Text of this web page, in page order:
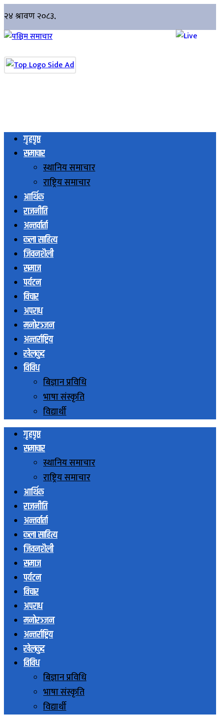
गृहपृष्ठ
समाचार
स्थानिय समाचार
राष्ट्रिय समाचार
आर्थिक
राजनीति
अन्तर्वार्ता
कला साहित्य
जिवनशैली
समाज
पर्यटन
विचार
अपराध
मनोरञ्जन
अन्तर्राष्ट्रिय
खेलकुद
विविध
बिज्ञान प्रविधि
भाषा संस्कृति
विद्यार्थी
गृहपृष्ठ
समाचार
स्थानिय समाचार
राष्ट्रिय समाचार
आर्थिक
राजनीति
अन्तर्वार्ता
कला साहित्य
जिवनशैली
समाज
पर्यटन
विचार
अपराध
मनोरञ्जन
अन्तर्राष्ट्रिय
खेलकुद
विविध
बिज्ञान प्रविधि
भाषा संस्कृति
विद्यार्थी